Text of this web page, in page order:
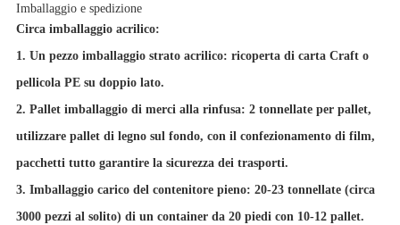
Imballaggio e spedizione
Circa imballaggio acrilico:
1. Un pezzo imballaggio strato acrilico: ricoperta di carta Craft o
pellicola PE su doppio lato.
2. Pallet imballaggio di merci alla rinfusa: 2 tonnellate per pallet,
utilizzare pallet di legno sul fondo, con il confezionamento di film,
pacchetti tutto garantire la sicurezza dei trasporti.
3. Imballaggio carico del contenitore pieno: 20-23 tonnellate (circa
3000 pezzi al solito) di un container da 20 piedi con 10-12 pallet.